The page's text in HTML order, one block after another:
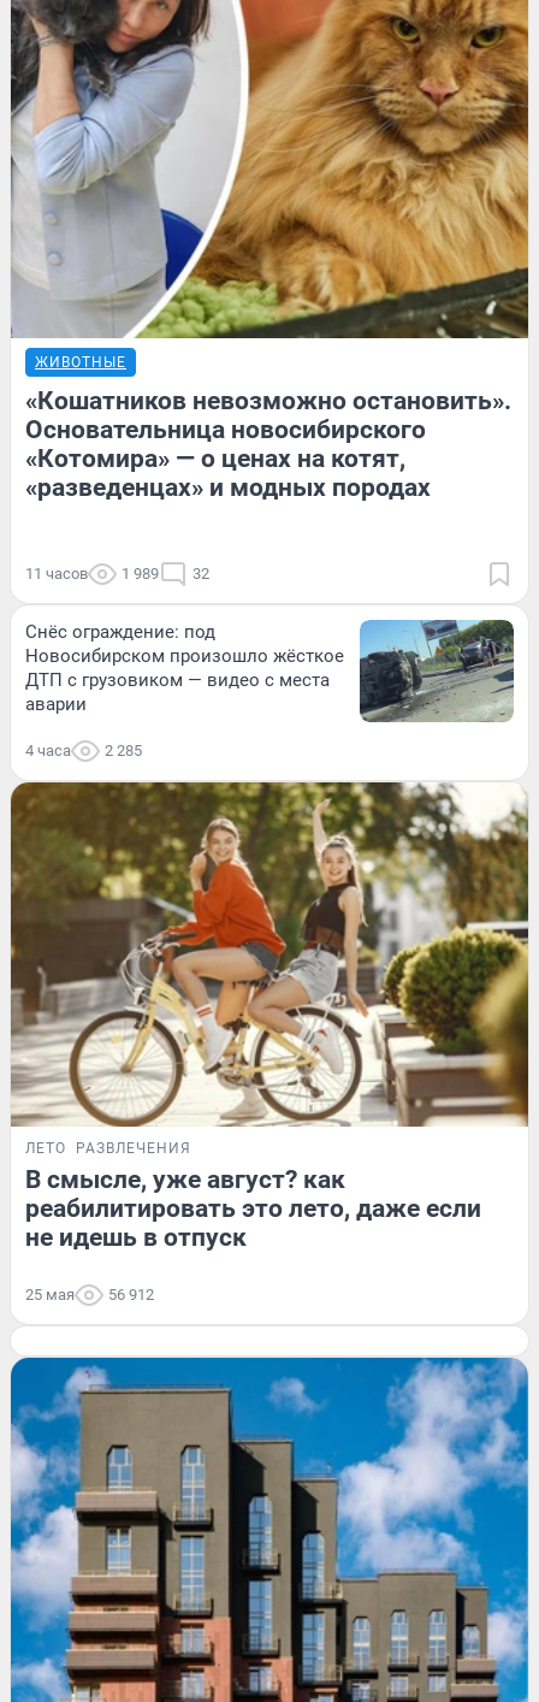
ЖИВОТНЫЕ
«Кошатников невозможно остановить».
Основательница новосибирского
«Котомира» — о ценах на котят,
«разведенцах» и модных породах
11 часов 1 989 32
Снёс ограждение: под
Новосибирском произошло жёсткое
ДТП с грузовиком — видео с места
аварии
4 часа 2 285
ЛЕТО РАЗВЛЕЧЕНИЯ
В смысле, уже август? как
реабилитировать это лето, даже если
не идешь в отпуск
25 мая 56 912